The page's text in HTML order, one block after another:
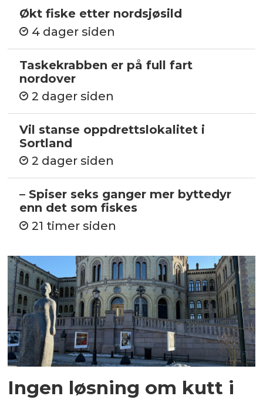
Økt fiske etter nordsjøsild
4 dager siden
Taskekrabben er på full fart
nordover
2 dager siden
Vil stanse oppdrettslokalitet i
Sortland
2 dager siden
– Spiser seks ganger mer byttedyr
enn det som fiskes
21 timer siden
Ingen løsning om kutt i